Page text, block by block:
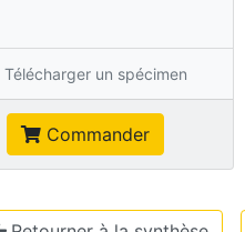
Télécharger un spécimen
Commander